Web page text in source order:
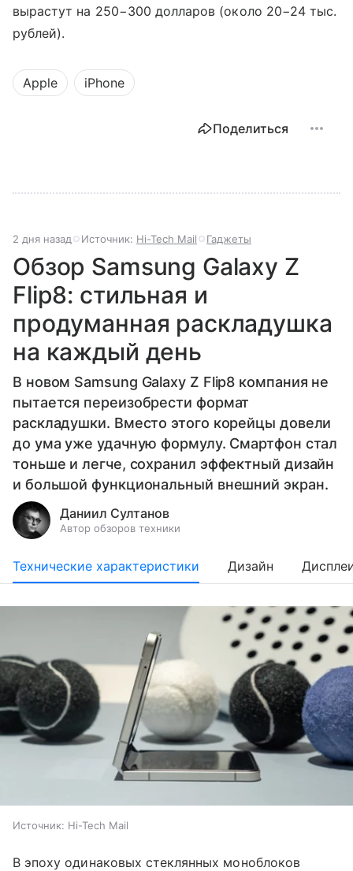
вырастут на 250−300 долларов (около 20−24 тыс.
рублей).
Apple iPhone
Поделиться
2 дня назад Источник: Hi-Tech Mail Гаджеты
Обзор Samsung Galaxy Z
Flip8: стильная и
продуманная раскладушка
на каждый день
В новом Samsung Galaxy Z Flip8 компания не
пытается переизобрести формат
раскладушки. Вместо этого корейцы довели
до ума уже удачную формулу. Смартфон стал
тоньше и легче, сохранил эффектный дизайн
и большой функциональный внешний экран.
Даниил Султанов
Автор обзоров техники
Технические характеристики Дизайн
Источник: Hi-Tech Mail
В эпоху одинаковых стеклянных моноблоков